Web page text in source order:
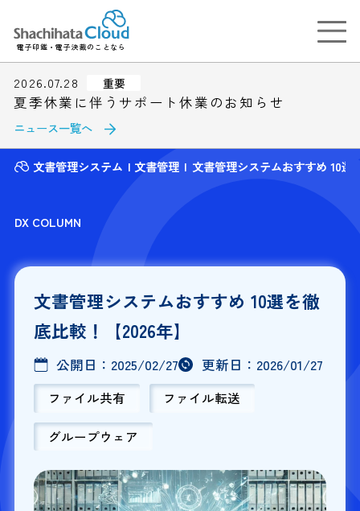
電子印鑑・電子決裁のことなら
2026.07.28 重要
夏季休業に伴うサポート休業のお知らせ
ニュース一覧へ
文書管理システム 文書管理 文書管理システムおすすめ 10選
DX COLUMN
文書管理システムおすすめ 10選を徹
底比較！【2026年】
公開日： 2025/02/27 更新日： 2026/01/27
ファイル共有 ファイル転送
グループウェア